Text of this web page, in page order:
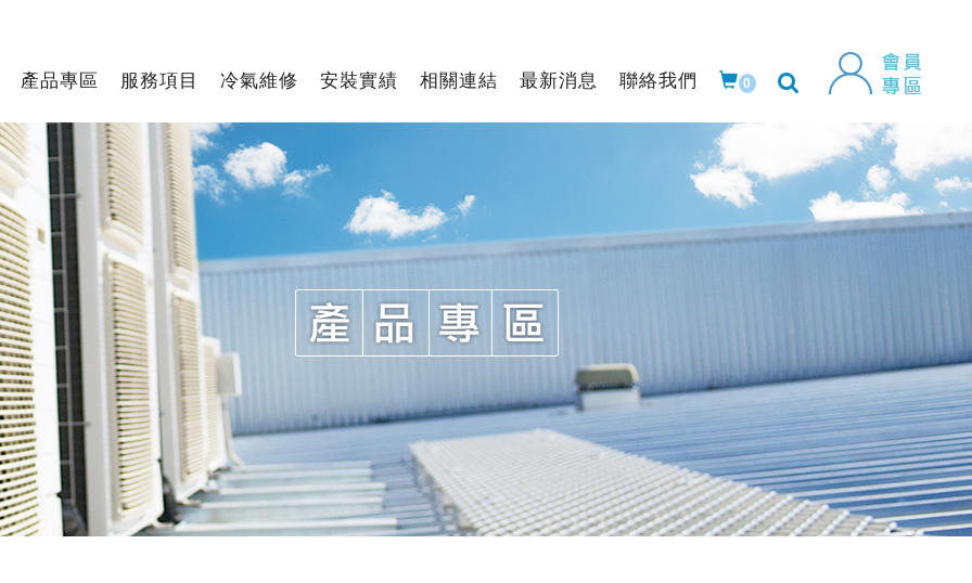
產品專區 服務項目 冷氣維修 安裝實績 相關連結 最新消息 聯絡我們 0